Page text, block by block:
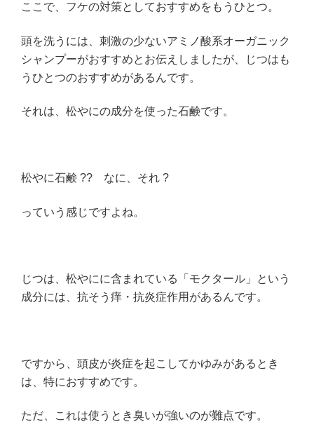
ここで、フケの対策としておすすめをもうひとつ。
頭を洗うには、刺激の少ないアミノ酸系オーガニック
シャンプーがおすすめとお伝えしましたが、じつはも
うひとつのおすすめがあるんです。
それは、松やにの成分を使った石鹸です。
松やに石鹸 ?? なに、それ ?
っていう感じですよね。
じつは、松やにに含まれている「モクタール」という
成分には、抗そう痒・抗炎症作用があるんです。
ですから、頭皮が炎症を起こしてかゆみがあるとき
は、特におすすめです。
ただ、これは使うとき臭いが強いのが難点です。